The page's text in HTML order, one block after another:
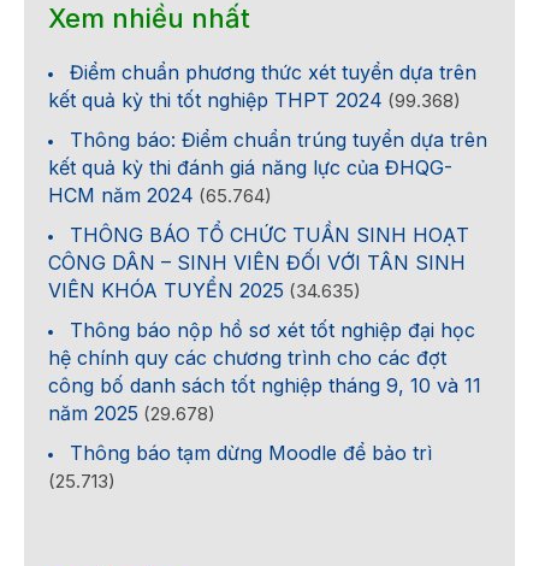
Xem nhiều nhất
Điểm chuẩn phương thức xét tuyển dựa trên
kết quả kỳ thi tốt nghiệp THPT 2024 (99.368)
Thông báo: Điểm chuẩn trúng tuyển dựa trên
kết quả kỳ thi đánh giá năng lực của ĐHQG-
HCM năm 2024 (65.764)
THÔNG BÁO TỔ CHỨC TUẦN SINH HOẠT
CÔNG DÂN – SINH VIÊN ĐỐI VỚI TÂN SINH
VIÊN KHÓA TUYỂN 2025 (34.635)
Thông báo nộp hồ sơ xét tốt nghiệp đại học
hệ chính quy các chương trình cho các đợt
công bố danh sách tốt nghiệp tháng 9, 10 và 11
năm 2025 (29.678)
Thông báo tạm dừng Moodle để bảo trì
(25.713)